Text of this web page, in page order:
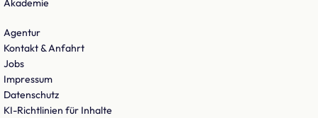
Akademie
Agentur
Kontakt & Anfahrt
Jobs
Impressum
Datenschutz
KI-Richtlinien für Inhalte